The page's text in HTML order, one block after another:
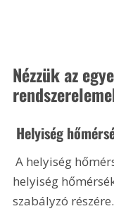
Nézzük az
Helyiség
A helyiség hőmérséklet érzékelő az aktuális
helyiség
szabályzó